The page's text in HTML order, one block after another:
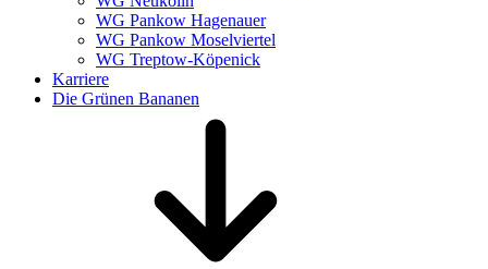
WG Pankow Hagenauer
WG Pankow Moselviertel
WG Treptow-Köpenick
Karriere
Die Grünen Bananen